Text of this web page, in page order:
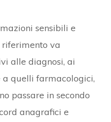
sensibili e
riferimento va
alle diagnosi, ai
quelli farmacologici,
passare in secondo
anagrafici e